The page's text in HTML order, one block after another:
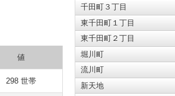
値
298 世帯
千田町３丁目
東千田町１丁目
東千田町２丁目
堀川町
流川町
新天地